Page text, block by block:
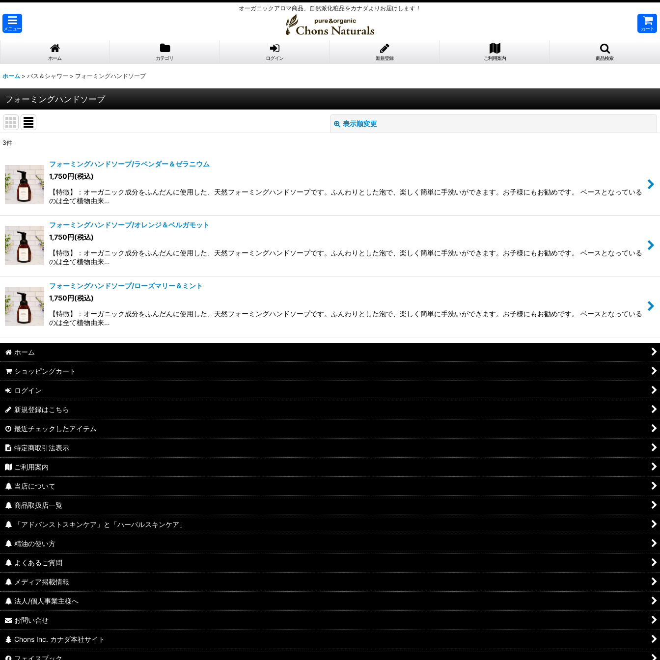
オーガニックアロマ商品、自然派化粧品をカナダよりお届けします！
メニュー カート
ホーム カテゴリ ログイン 新規登録 ご利用案内 商品検索
ホーム > バス＆シャワー > フォーミングハンドソープ
フォーミングハンドソープ
表示順変更
並び順 :
3件
フォーミングハンドソープ/ラベンダー＆ゼラニウム
1,750円(税込)
【特徴】：オーガニック成分をふんだんに使用した、天然フォーミングハンドソープです。ふんわりとした泡で、楽しく簡単に手洗いができます。お子様にもお勧めです。 ベースとなっている
のは全て植物由来…
フォーミングハンドソープ/オレンジ＆ベルガモット
1,750円(税込)
【特徴】：オーガニック成分をふんだんに使用した、天然フォーミングハンドソープです。ふんわりとした泡で、楽しく簡単に手洗いができます。お子様にもお勧めです。 ベースとなっている
のは全て植物由来…
フォーミングハンドソープ/ローズマリー＆ミント
1,750円(税込)
【特徴】：オーガニック成分をふんだんに使用した、天然フォーミングハンドソープです。ふんわりとした泡で、楽しく簡単に手洗いができます。お子様にもお勧めです。 ベースとなっている
のは全て植物由来…
ホーム
ショッピングカート
ログイン
新規登録はこちら
最近チェックしたアイテム
特定商取引法表示
ご利用案内
当店について
商品取扱店一覧
「アドバンストスキンケア」と「ハーバルスキンケア」
精油の使い方
よくあるご質問
メディア掲載情報
法人/個人事業主様へ
お問い合せ
Chons Inc. カナダ本社サイト
フェイスブック